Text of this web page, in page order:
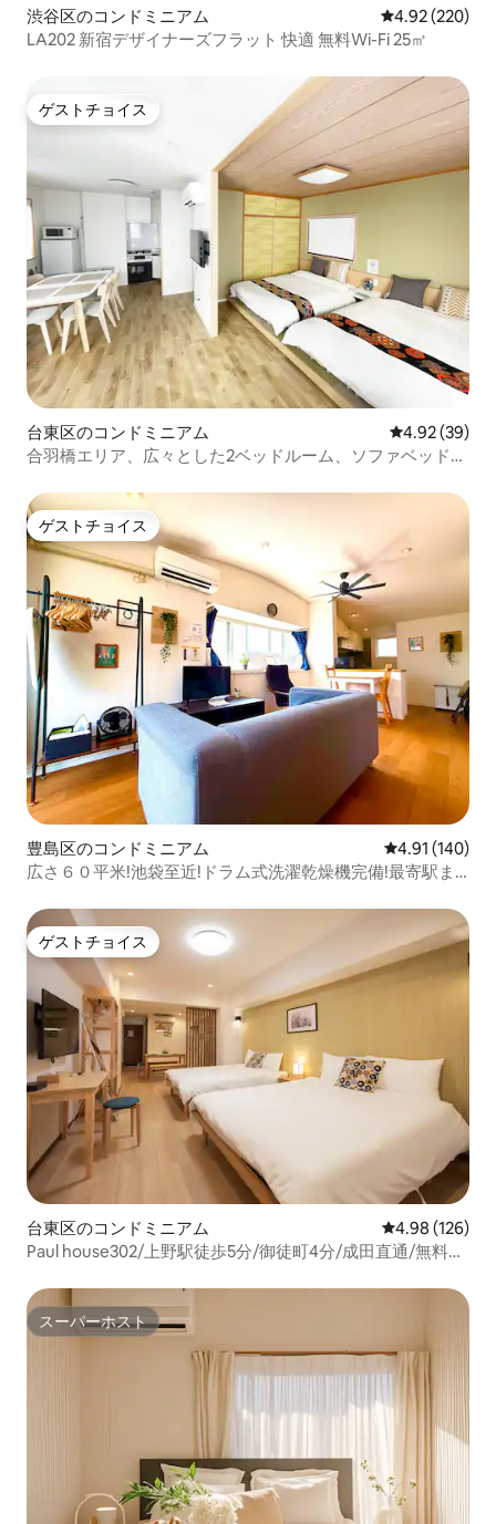
渋谷区のコンドミニアム レビュー220
4.92 (220)
LA202 新宿デザイナーズフラット 快適 無料Wi-Fi 25㎡
ゲストチョイス
ゲストチョイス
台東区のコンドミニアム レビュー39
4.92 (39)
合羽橋エリア、広々とした2ベッドルーム、ソファベッド、
ゲストチョイス
ゲストチョイス
豊島区のコンドミニアム レビュー140
4.91 (140)
広さ６０平米!池袋至近!ドラム式洗濯乾燥機完備!最寄駅ま
ゲストチョイス
ゲストチョイス
台東区のコンドミニアム レビュー126
4.98 (126)
Paul house302/上野駅徒歩5分/御徒町4分/成田直通/無料高
中国語対応
スーパーホスト
スーパーホスト